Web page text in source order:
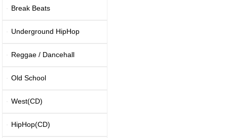
Break Beats
Underground HipHop
Reggae / Dancehall
Old School
West(CD)
HipHop(CD)